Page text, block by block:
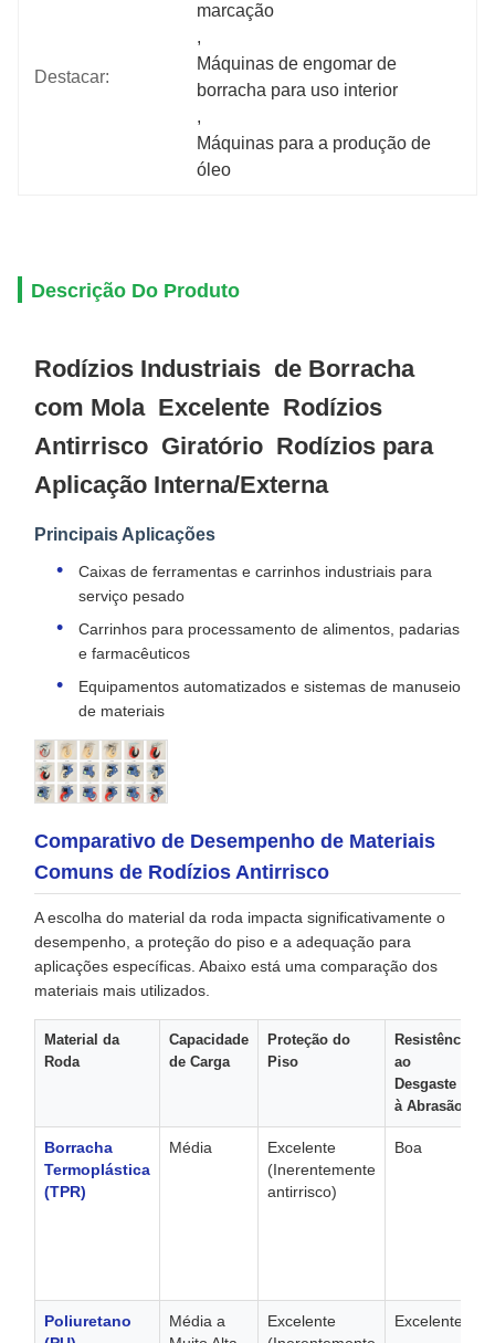
Destacar:
marcação
,
Máquinas de engomar de
borracha para uso interior
,
Máquinas para a produção de
óleo
Descrição Do Produto
Rodízios Industriais de Borracha
com Mola Excelente Rodízios
Antirrisco Giratório Rodízios para
Aplicação Interna/Externa
Principais Aplicações
Caixas de ferramentas e carrinhos industriais para
serviço pesado
Carrinhos para processamento de alimentos, padarias
e farmacêuticos
Equipamentos automatizados e sistemas de manuseio
de materiais
Comparativo de Desempenho de Materiais
Comuns de Rodízios Antirrisco
A escolha do material da roda impacta significativamente o
desempenho, a proteção do piso e a adequação para
aplicações específicas. Abaixo está uma comparação dos
materiais mais utilizados.
Material da
Roda
Capacidade
de Carga
Proteção do
Piso
Resistência
ao
Desgaste e
à Abrasão
Borracha
Termoplástica
(TPR)
Média
Excelente
(Inerentemente
antirrisco)
Boa
Poliuretano
Média a
Excelente
Excelente